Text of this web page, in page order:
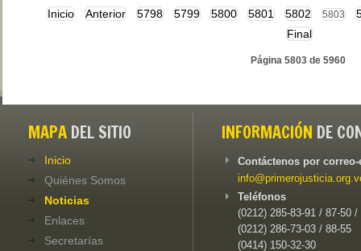
Inicio Anterior 5798 5799 5800 5801 5802 5803
Final
Página 5803 de 5960
MAPA DEL SITIO
Inicio
Quiénes Somos
Noticias
Enlaces
Secretarías
INFORMACIÓN DE
Contáctenos por
Teléfonos
(0212) 285-83-91 / 87-50 /
(0212) 286-73-03 / 88-55
(0414) 150-32-30